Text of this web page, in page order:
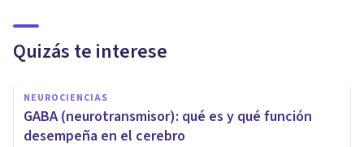
Quizás te interese
NEUROCIENCIAS
​GABA (neurotransmisor): qué es y qué función
desempeña en el cerebro